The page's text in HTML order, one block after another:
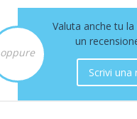
oppure
Valuta anche tu
un
Scrivi una